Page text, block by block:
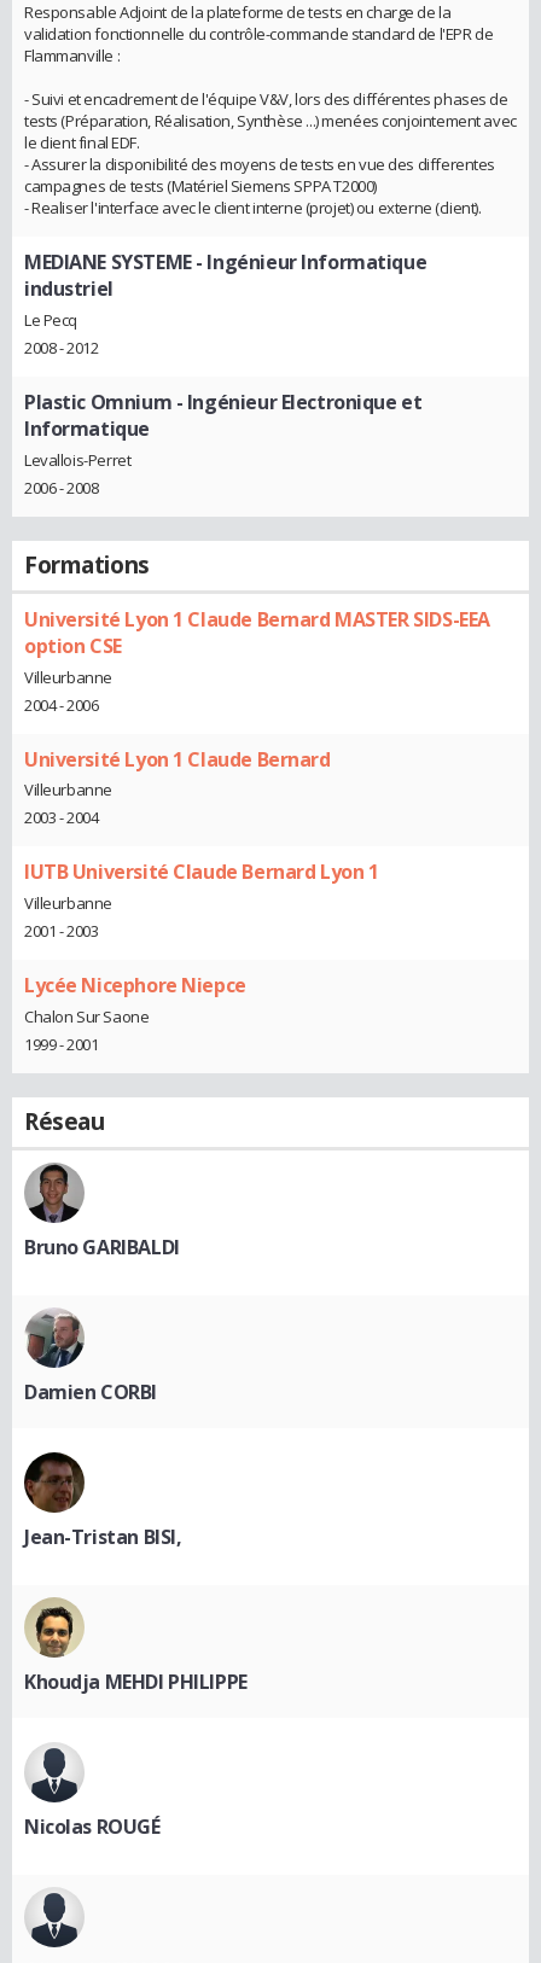
Responsable Adjoint de la plateforme de tests en charge de la
validation fonctionnelle du contrôle-commande standard de l'EPR de
Flammanville :
- Suivi et encadrement de l'équipe V&V, lors des différentes phases de
tests (Préparation, Réalisation, Synthèse ...) menées conjointement avec
le client final EDF.
- Assurer la disponibilité des moyens de tests en vue des differentes
campagnes de tests (Matériel Siemens SPPA T2000)
- Realiser l'interface avec le client interne (projet) ou externe (client).
MEDIANE SYSTEME- Ingénieur Informatique
industriel
Le Pecq
2008 - 2012
Plastic Omnium - Ingénieur Electronique et
Informatique
Levallois-Perret
2006 - 2008
Formations
Université Lyon 1 Claude Bernard MASTER SIDS-EEA
option CSE
Villeurbanne
2004 - 2006
Université Lyon 1 Claude Bernard
Villeurbanne
2003 - 2004
IUTB Université Claude Bernard Lyon 1
Villeurbanne
2001 - 2003
Lycée Nicephore Niepce
Chalon Sur Saone
1999 - 2001
Réseau
Bruno GARIBALDI
Damien CORBI
Jean-Tristan BISI,
Khoudja MEHDI PHILIPPE
Nicolas ROUGÉ